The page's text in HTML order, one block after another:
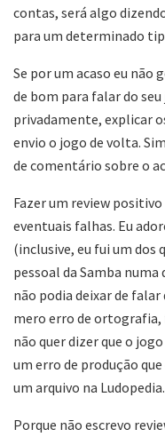
contas, será algo
para um determinado
Se por um acaso eu não
de bom para falar do
privadamente, explicar
envio o jogo de volta.
de comentário sobre o
Fazer um review
eventuais falhas. Eu
(inclusive, eu fui um dos
pessoal da Samba
não podia deixar de
mero erro de
não quer dizer que o
um erro de produção
um arquivo na Ludopedia.
Porque não escrevo